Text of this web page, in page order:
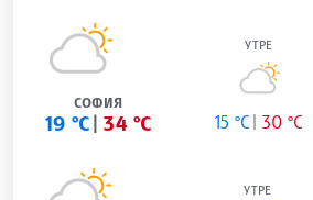
СОФИЯ
19 °C 34 °C
УТРЕ
15 °C 30 °C
УТРЕ